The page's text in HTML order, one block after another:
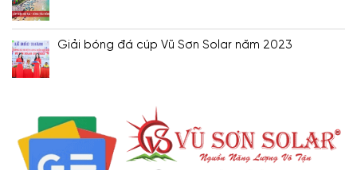
Giải bóng đá cúp Vũ Sơn Solar năm 2023